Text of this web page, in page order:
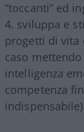
“toccanti” ed
sviluppa e
progetti di vita
caso
intelligenza
competenza
indispensabile).